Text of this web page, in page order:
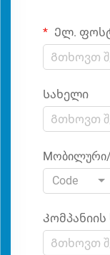
Ელ.
Სახელი
Мობილური/
Code